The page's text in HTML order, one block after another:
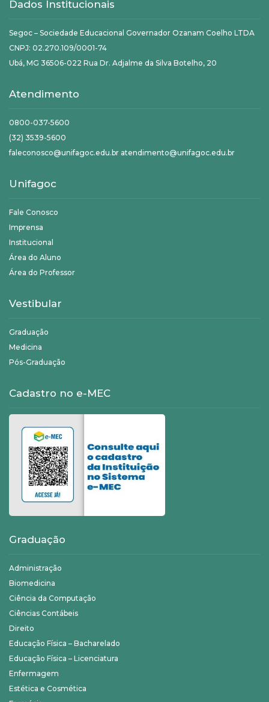
Dados Institucionais
Segoc – Sociedade Educacional Governador Ozanam Coelho LTDA
CNPJ: 02.270.109/0001-74
Ubá, MG 36506-022 Rua Dr. Adjalme da Silva Botelho, 20
Atendimento
0800-037-5600
(32) 3539-5600
faleconosco@unifagoc.edu.br atendimento@unifagoc.edu.br
Unifagoc
Fale Conosco
Imprensa
Institucional
Área do Aluno
Área do Professor
Vestibular
Graduação
Medicina
Pós-Graduação
Cadastro no e-MEC
Graduação
Administração
Biomedicina
Ciência da Computação
Ciências Contábeis
Direito
Educação Física – Bacharelado
Educação Física – Licenciatura
Enfermagem
Estética e Cosmética